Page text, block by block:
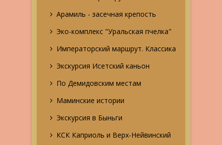
Арамиль - засечная крепость
Эко-комплекс "Уральская пчелка"
Императорский маршрут. Классика
Экскурсия Исетский каньон
По Демидовским местам
Маминские истории
Экскурсия в Быньги
КСК Каприоль и Верх-Нейвинский